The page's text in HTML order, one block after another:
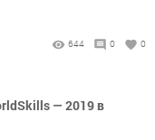
644 0 0
— 2019 в